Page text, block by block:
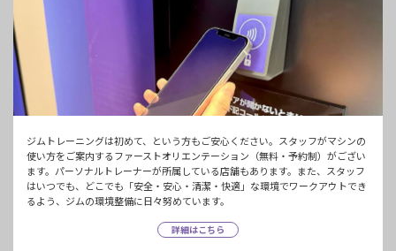
ジムトレーニングは初めて、という方もご安心ください。スタッフがマシンの
使い方をご案内するファーストオリエンテーション（無料・予約制）がござい
ます。パーソナルトレーナーが所属している店舗もあります。また、スタッフ
はいつでも、どこでも「安全・安心・清潔・快適」な環境でワークアウトでき
るよう、ジムの環境整備に日々努めています。
詳細はこちら